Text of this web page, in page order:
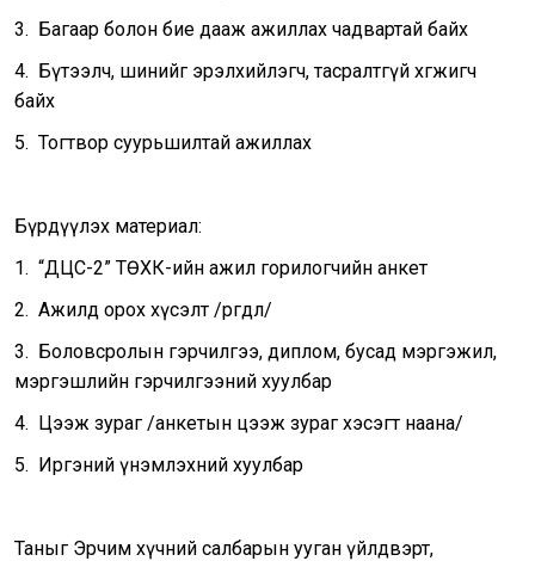
3. Багаар болон бие дааж ажиллах чадвартай байх
4. Бүтээлч, шинийг эрэлхийлэгч, тасралтгүй хөгжигч
байх
5. Тогтвор суурьшилтай ажиллах
Бүрдүүлэх материал:
1. “ДЦС-2” ТӨХК-ийн ажил горилогчийн анкет
2. Ажилд орох хүсэлт /өргөдөл/
3. Боловсролын гэрчилгээ, диплом, бусад мэргэжил,
мэргэшлийн гэрчилгээний хуулбар
4. Цээж зураг /анкетын цээж зураг хэсэгт наана/
5. Иргэний үнэмлэхний хуулбар
Таныг Эрчим хүчний салбарын ууган үйлдвэрт,